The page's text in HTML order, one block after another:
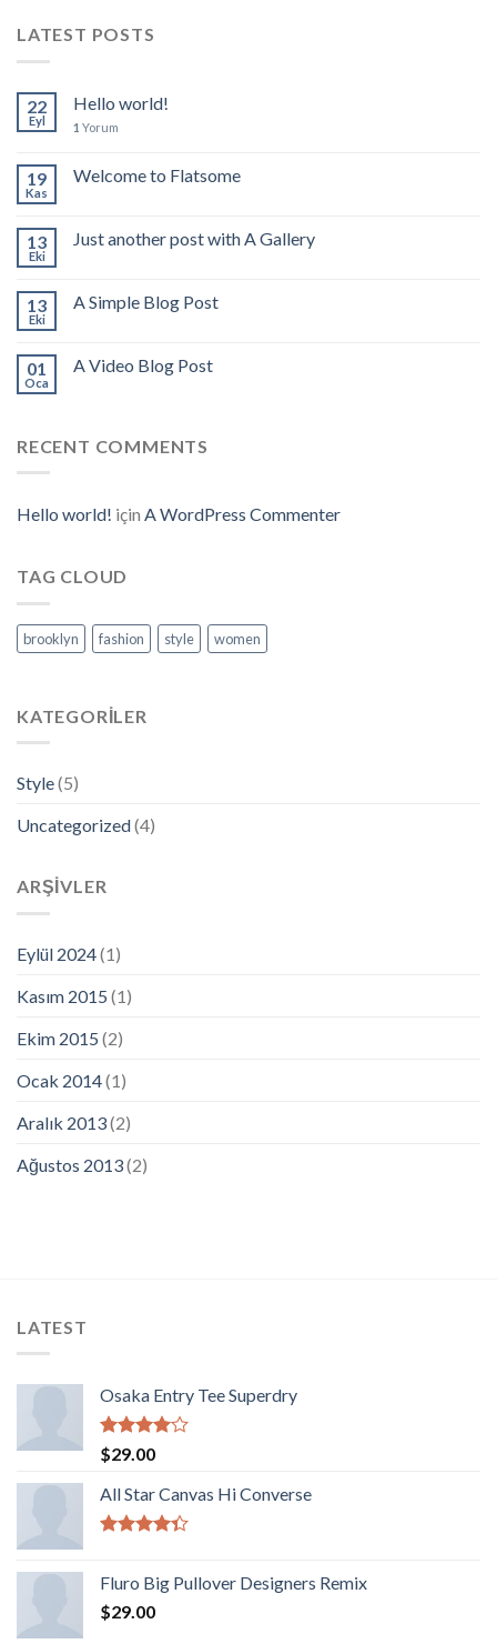
LATEST POSTS
22
Eyl
Hello world!
1 Yorum
19
Kas
Welcome to Flatsome
13
Eki
Just another post with A Gallery
13
Eki
A Simple Blog Post
01
Oca
A Video Blog Post
RECENT COMMENTS
Hello world! için A WordPress Commenter
TAG CLOUD
brooklyn fashion style women
KATEGORILER
Style(5)
Uncategorized(4)
ARŞIVLER
Eylül 2024(1)
Kasım 2015 (1)
Ekim 2015 (2)
Ocak 2014(1)
Aralık 2013(2)
Ağustos 2013(2)
LATEST
Osaka Entry Tee Superdry
5
üzerinden
4.00oy
aldı
$29.00
All Star Canvas Hi Converse
4.33oy
aldı
Fluro Big Pullover Designers Remix
$29.00